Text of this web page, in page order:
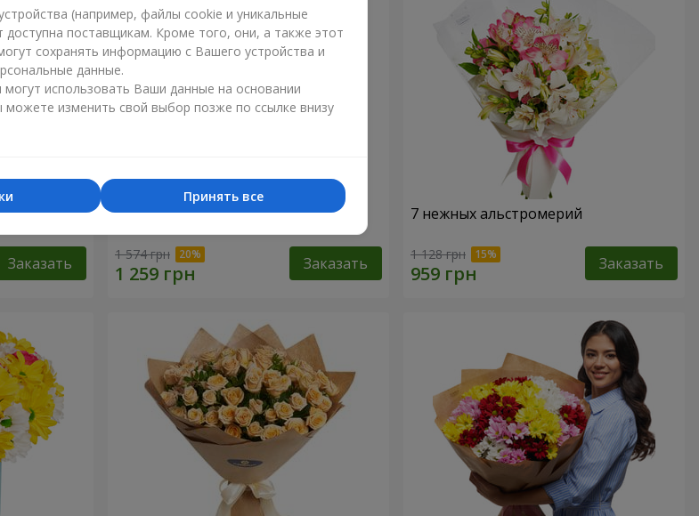
Заказать
Букет "Яркие солнышки!"
1 574 грн Заказать
7 нежных альстромерий
1 128 грн Заказать
(например, файлы cookie и уникальные
доступна поставщикам. Кроме того, они, а также этот
сохранять информацию с Вашего устройства и
данные.
использовать Ваши данные на основании
можете изменить свой выбор позже по ссылке внизу
Принять все